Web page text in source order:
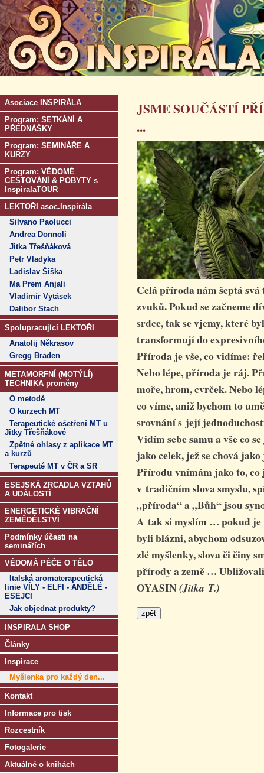
Asociace INSPIRÁLA
Program: SETKÁNÍ A
PŘEDNÁŠKY
Program: SEMINÁŘE A
KURZY
Program: VĚDOMÉ
CESTOVÁNÍ & POBYTY s
InspiralaTOUR
LEKTOŘI asoc.Inspirála
Silvano Paolucci
Andrea Donnoli
Jitka Třešňáková
Petr Vladyka
Ladislav Šiška
Ma Prem Anjali
Vladimír Vytásek
Dalibor Stach
Spolupracující LEKTOŘI
Anatolij Někrasov
Gregg Braden
METAMORFNÍ (MOTÝLÍ)
TECHNIKA proměny
O metodě
O kurzech MT
Terapeutické ošetření MT u
Jitky Třešňákové
Zpětné ohlasy z aplikace MT
a kurzů
Terapeuté MT v ČR a SR
ESEJSKÁ ZRCADLA VZTAHŮ
A UDÁLOSTÍ
ENERGETICKÉ VIBRAČNÍ
ZEMĚDĚLSTVÍ
Podmínky účasti na
seminářích
VĚDOMÁ PÉČE O TĚLO
Italská aromaterapeutická
linie VÍLY - ELFI - ANDĚLÉ -
ESEJCI
Jak objednat produkty?
INSPIRALA SHOP
Články
Inspirace
Myšlenka pro každý den...
Kontakt
Informace pro tisk
Rozcestník
Fotogalerie
Aktuálně o knihách
JSME SOUČÁSTÍ
...
Celá příroda nám šeptá
zvuků. Pokud se začneme
srdce, tak se vjemy, které
transformují do
Příroda je vše, co vidíme:
Nebo lépe, příroda je ráj.
moře, hrom, cvrček. Nebo
co víme, aniž bychom to
srovnání s její
Vidím sebe samu a vše co
jako celek, jež se chová
Přírodu vnímám jako to, co
v tradičním slova smyslu,
„příroda“ a „Bůh“ jsou
A tak si myslím … pokud je
byli blázni, abychom
zlé myšlenky, slova či činy
přírody a země …
OYASIN (Jitka T.)